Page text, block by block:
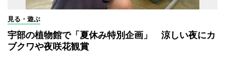
見る・遊ぶ
宇部の植物館で「夏休み特別企画」 涼しい夜にカ
ブクワや夜咲花観賞